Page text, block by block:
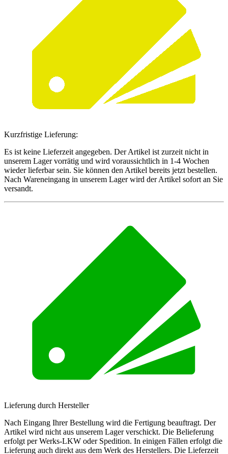
Kurzfristige Lieferung:
Es ist keine Lieferzeit angegeben. Der Artikel ist zurzeit nicht in
unserem Lager vorrätig und wird voraussichtlich in 1-4 Wochen
wieder lieferbar sein. Sie können den Artikel bereits jetzt bestellen.
Nach Wareneingang in unserem Lager wird der Artikel sofort an Sie
versandt.
Lieferung durch Hersteller
Nach Eingang Ihrer Bestellung wird die Fertigung beauftragt. Der
Artikel wird nicht aus unserem Lager verschickt. Die Belieferung
erfolgt per Werks-LKW oder Spedition. In einigen Fällen erfolgt die
Lieferung auch direkt aus dem Werk des Herstellers. Die Lieferzeit